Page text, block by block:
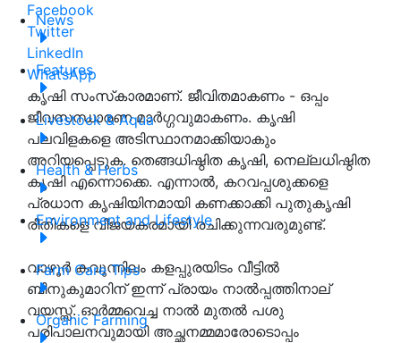
News
Features
Livestock & Aqua
Health & Herbs
Environment and Lifestyle
Farm Care Tips
Organic Farming
Facebook
Twitter
LinkedIn
WhatsApp
കൃഷി സംസ്‌കാരമാണ്. ജീവിതമാകണം - ഒപ്പം
ജീവസന്ധാരണ മാര്‍ഗ്ഗവുമാകണം. കൃഷി
പലവിളകളെ അടിസ്ഥാനമാക്കിയാകും
അറിയപ്പെടുക. തെങ്ങധിഷ്ഠിത കൃഷി, നെല്ലധിഷ്ഠിത
കൃഷി എന്നൊക്കെ. എന്നാല്‍, കറവപ്പശുക്കളെ
പ്രധാന കൃഷിയിനമായി കണക്കാക്കി പുതുകൃഷി
രീതികളെ വിജയകരമായി രചിക്കുന്നവരുമുണ്ട്.
വാഴൂര്‍ കവുന്നിലം കളപ്പുരയിടം വീട്ടില്‍
ബിനുകുമാറിന് ഇന്ന് പ്രായം നാല്‍പ്പത്തിനാല്
വയസ്സ്. ഓര്‍മ്മവെച്ച നാല്‍ മുതല്‍ പശു
പരിപാലനവുമായി അച്ഛനമ്മമാരോടൊപ്പം